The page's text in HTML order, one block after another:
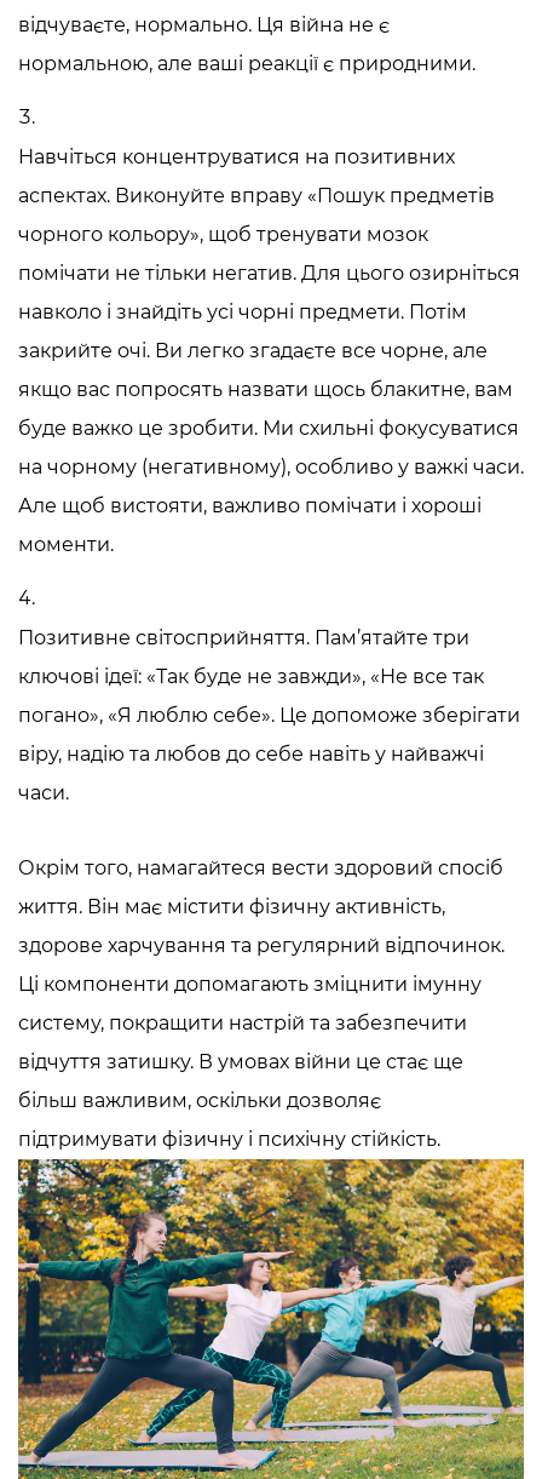
відчуваєте, нормально. Ця війна не є
нормальною, але ваші реакції є природними.
Навчіться концентруватися на позитивних
аспектах. Виконуйте вправу «Пошук предметів
чорного кольору», щоб тренувати мозок
помічати не тільки негатив. Для цього озирніться
навколо і знайдіть усі чорні предмети. Потім
закрийте очі. Ви легко згадаєте все чорне, але
якщо вас попросять назвати щось блакитне, вам
буде важко це зробити. Ми схильні фокусуватися
на чорному (негативному), особливо у важкі часи.
Але щоб вистояти, важливо помічати і хороші
моменти.
Позитивне світосприйняття. Пам’ятайте три
ключові ідеї: «Так буде не завжди», «Не все так
погано», «Я люблю себе». Це допоможе зберігати
віру, надію та любов до себе навіть у найважчі
часи.
Окрім того, намагайтеся вести здоровий спосіб
життя. Він має містити фізичну активність,
здорове харчування та регулярний відпочинок.
Ці компоненти допомагають зміцнити імунну
систему, покращити настрій та забезпечити
відчуття затишку. В умовах війни це стає ще
більш важливим, оскільки дозволяє
підтримувати фізичну і психічну стійкість.